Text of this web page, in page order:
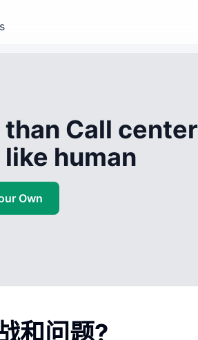
than Call center
human
Own
和问题?